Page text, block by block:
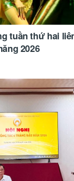
tuần thứ hai
2026